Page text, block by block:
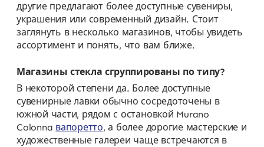
другие предлагают более доступные сувениры,
украшения или современный дизайн. Стоит
заглянуть в несколько магазинов, чтобы увидеть
ассортимент и понять, что вам ближе.
Магазины стекла сгруппированы по типу?
В некоторой степени да. Более доступные
сувенирные лавки обычно сосредоточены в
южной части, рядом с остановкой Murano
Colonna вапоретто, а более дорогие мастерские и
художественные галереи чаще встречаются в